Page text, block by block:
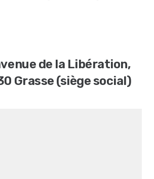
de la Libération,
Grasse (siège social)